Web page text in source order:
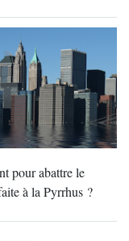
pour abattre le
à la Pyrrhus ?